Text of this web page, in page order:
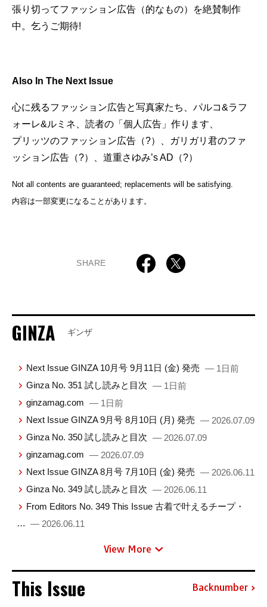
張り切ってファッション広告（的なもの）を絶賛制作
中。乞うご期待!
Also In The Next Issue
心に残るファッション広告と写真家たち、パルコ&ラフ
ォーレ&ルミネ、読者の「個人広告」作ります、
プリッツのファッション広告（?）、ガリガリ君のファ
ッション広告（?）、道重さゆみ’s AD（?）
Not all contents are guaranteed; replacements will be satisfying.
内容は一部変更になることがあります。
SHARE
GINZA ギンザ
Next Issue GINZA 10月号 9月11日 (金) 発売 — 1日前
Ginza No. 351 試し読みと目次 — 1日前
ginzamag.com — 1日前
Next Issue GINZA 9月号 8月10日 (月) 発売 — 2026.07.09
Ginza No. 350 試し読みと目次 — 2026.07.09
ginzamag.com — 2026.07.09
Next Issue GINZA 8月号 7月10日 (金) 発売 — 2026.06.11
Ginza No. 349 試し読みと目次 — 2026.06.11
From Editors No. 349 This Issue 古着で叶えるチープ・
… — 2026.06.11
View More
This Issue Backnumber